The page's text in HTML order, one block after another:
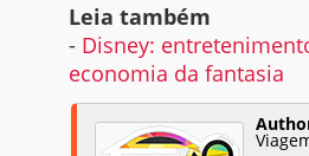
Leia também
- Disney:
economia da fantasia